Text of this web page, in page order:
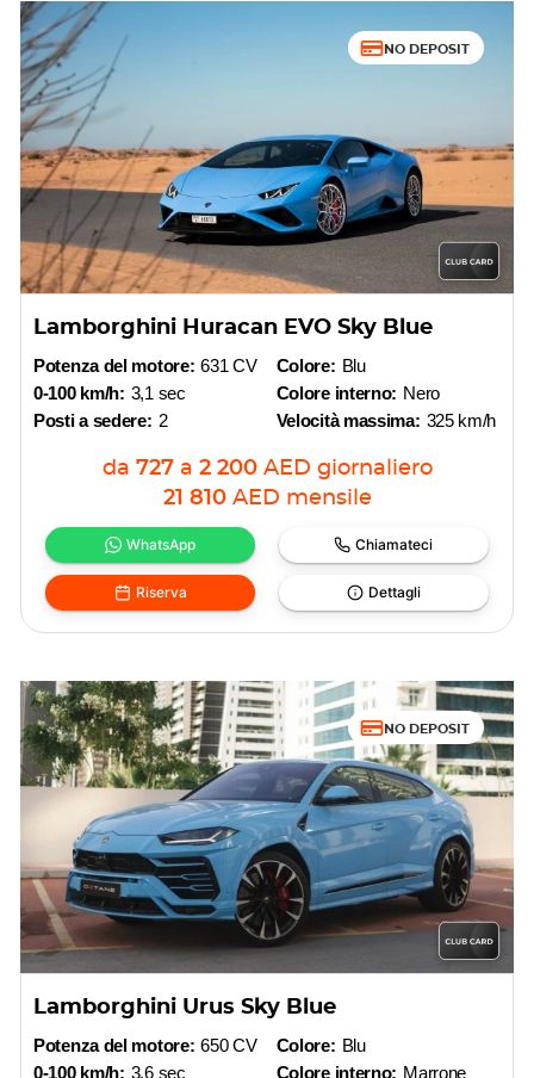
NO DEPOSIT
Lamborghini Huracan EVO Sky Blue
Potenza del motore: 631 CV
0-100 km/h: 3,1 sec
Posti a sedere: 2
Colore: Blu
Colore interno: Nero
Velocità massima: 325 km/h
da 727 a 2 200 AED giornaliero
21 810 AED mensile
WhatsApp Chiamateci
Riserva Dettagli
NO DEPOSIT
Lamborghini Urus Sky Blue
Potenza del motore: 650 CV
0-100 km/h: 3,6 sec
Colore: Blu
Colore interno: Marrone